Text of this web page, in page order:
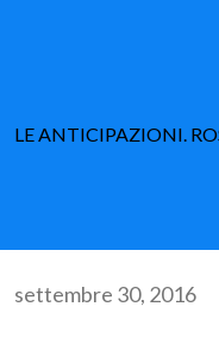
LE ANTICIPAZIONI.
settembre 30, 2016